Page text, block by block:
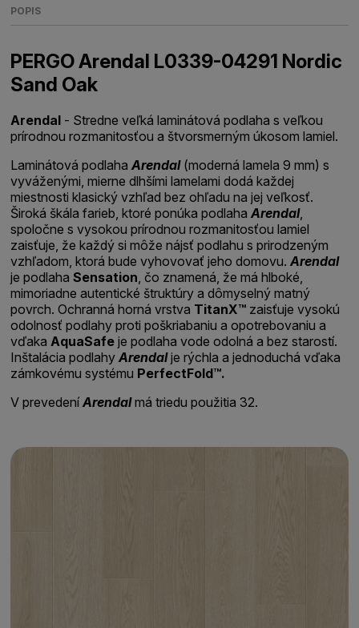
POPIS
PERGO Arendal L0339-04291 Nordic
Sand Oak
Arendal - Stredne veľká laminátová podlaha s veľkou
prírodnou rozmanitosťou a štvorsmerným úkosom lamiel.
Laminátová podlahaArendal(moderná lamela 9 mm) s
vyváženými, mierne dlhšími lamelami dodá každej
miestnosti klasický vzhľad bez ohľadu na jej veľkosť.
Široká škála farieb, ktoré ponúka podlahaArendal,
spoločne s vysokou prírodnou rozmanitosťou lamiel
zaisťuje, že každý si môže nájsť podlahu s prirodzeným
vzhľadom, ktorá bude vyhovovať jeho domovu.Arendal
je podlahaSensation , čo znamená, že má hlboké,
mimoriadne autentické štruktúry a dômyselný matný
povrch. Ochranná horná vrstva TitanX™ zaisťuje vysokú
odolnosť podlahy proti poškriabaniu a opotrebovaniu a
vďaka AquaSafe je podlaha vode odolná a bez starostí.
Inštalácia podlahyArendalje rýchla a jednoduchá vďaka
zámkovému systému PerfectFold™.
V prevedeníArendalmá triedu použitia 32.